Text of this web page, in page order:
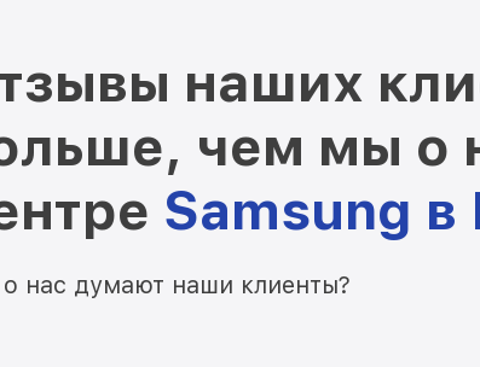
наших
чем мы о
Samsung
нас думают наши клиенты?